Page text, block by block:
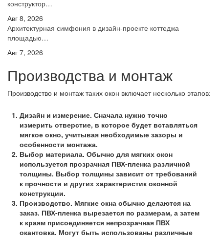
конструктор…
Авг 8, 2026
Архитектурная симфония в дизайн-проекте коттеджа
площадью…
Авг 7, 2026
Производства и монтаж
Производство и монтаж таких окон включает несколько этапов:
Дизайн и измерение. Сначала нужно точно
измерить отверстие, в которое будет вставляться
мягкое окно, учитывая необходимые зазоры и
особенности монтажа.
Выбор материала. Обычно для мягких окон
используется прозрачная ПВХ-пленка различной
толщины. Выбор толщины зависит от требований
к прочности и других характеристик оконной
конструкции.
Производство. Мягкие окна обычно делаются на
заказ. ПВХ-пленка вырезается по размерам, а затем
к краям присоединяется непрозрачная ПВХ
окантовка. Могут быть использованы различные